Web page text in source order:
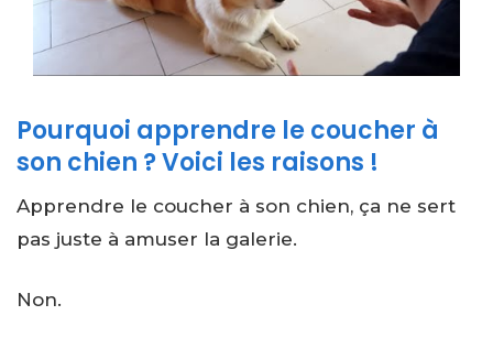
Pourquoi apprendre le coucher à
son chien ? Voici les raisons !
Apprendre le coucher à son chien, ça ne sert
pas juste à amuser la galerie.
Non.